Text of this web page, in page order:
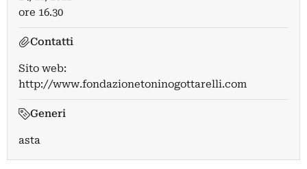
ore 16.30
Contatti
Sito web:
http://www.fondazionetoninogottarelli.com
Generi
asta